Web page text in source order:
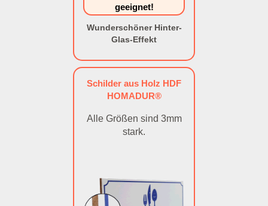
geeignet!
Wunderschöner Hinter-
Glas-Effekt
Schilder aus Holz HDF
HOMADUR®
Alle Größen sind 3mm
stark.